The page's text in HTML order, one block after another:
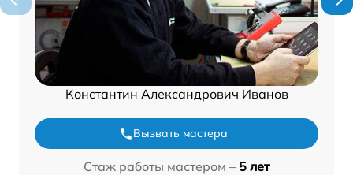
Константин Александрович Иванов
Вызвать мастера
Стаж работы мастером – 5 лет